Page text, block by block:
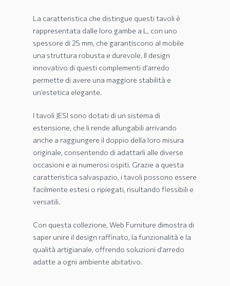
La caratteristica che distingue questi tavoli è
rappresentata dalle loro gambe a L, con uno
spessore di 25 mm, che garantiscono al mobile
una struttura robusta e durevole. Il design
innovativo di questi complementi d’arredo
permette di avere una maggiore stabilità e
un’estetica elegante.
I tavoli JESI sono dotati di un sistema di
estensione, che li rende allungabili arrivando
anche a raggiungere il doppio della loro misura
originale, consentendo di adattarli alle diverse
occasioni e ai numerosi ospiti. Grazie a questa
caratteristica salvaspazio, i tavoli possono essere
facilmente estesi o ripiegati, risultando flessibili e
versatili.
Con questa collezione, Web Furniture dimostra di
saper unire il design raffinato, la funzionalità e la
qualità artigianale, offrendo soluzioni d’arredo
adatte a ogni ambiente abitativo.